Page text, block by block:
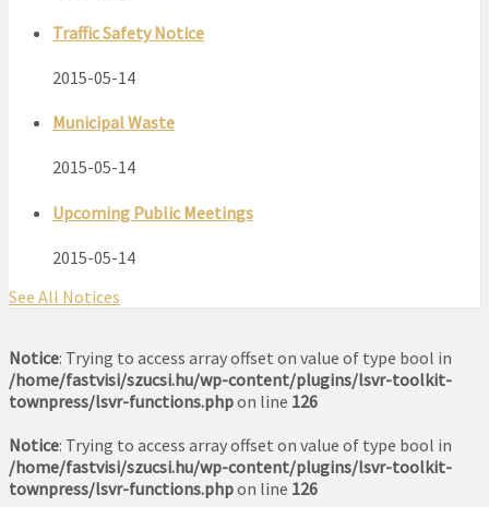
Traffic Safety Notice
2015-05-14
Municipal Waste
2015-05-14
Upcoming Public Meetings
2015-05-14
See All Notices
Notice: Trying to access array offset on value of type bool in
/home/fastvisi/szucsi.hu/wp-content/plugins/lsvr-toolkit-
townpress/lsvr-functions.phpon line 126
Notice: Trying to access array offset on value of type bool in
/home/fastvisi/szucsi.hu/wp-content/plugins/lsvr-toolkit-
townpress/lsvr-functions.phpon line 126